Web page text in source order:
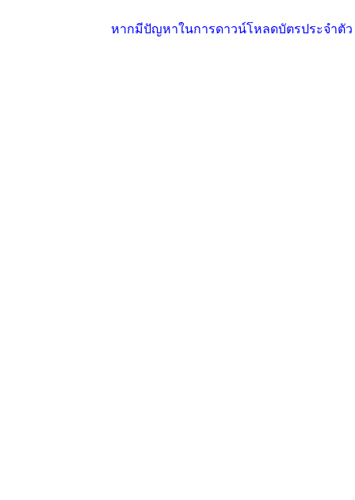
หากมีปัญหาในการดาวน์โหลดบัตรประจำตัว